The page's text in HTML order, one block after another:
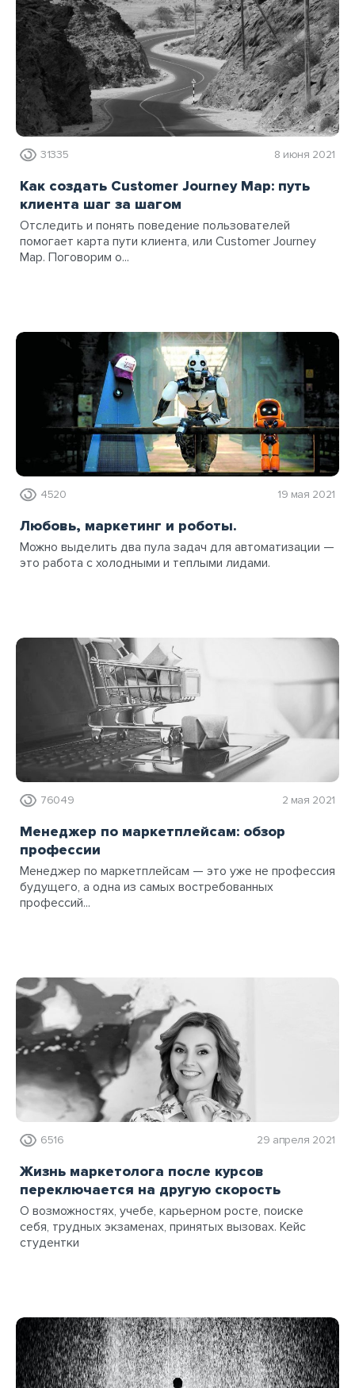
31335 8 июня 2021
Как создать Customer Journey Map: путь
клиента шаг за шагом
Отследить и понять поведение пользователей
помогает карта пути клиента, или Customer Journey
Map. Поговорим о...
4520 19 мая 2021
Любовь, маркетинг и роботы.
Можно выделить два пула задач для автоматизации —
это работа с холодными и теплыми лидами.
76049 2 мая 2021
Менеджер по маркетплейсам: обзор
профессии
Менеджер по маркетплейсам — это уже не профессия
будущего, а одна из самых востребованных
профессий...
6516 29 апреля 2021
Жизнь маркетолога после курсов
переключается на другую скорость
О возможностях, учебе, карьерном росте, поиске
себя, трудных экзаменах, принятых вызовах. Кейс
студентки